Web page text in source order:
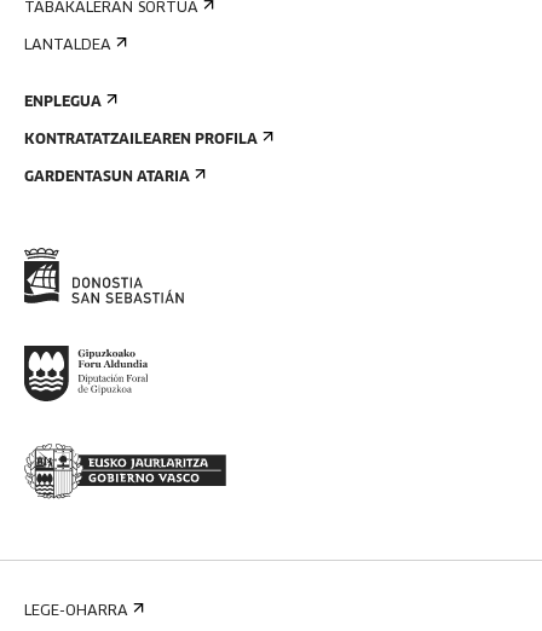
TABAKALERAN SORTUA
LANTALDEA
ENPLEGUA
KONTRATATZAILEAREN PROFILA
GARDENTASUN ATARIA
LEGE-OHARRA